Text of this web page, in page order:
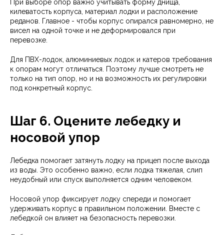
При выборе опор важно учитывать форму днища,
килеватость корпуса, материал лодки и расположение
реданов. Главное - чтобы корпус опирался равномерно, не
висел на одной точке и не деформировался при
перевозке.
Для ПВХ-лодок, алюминиевых лодок и катеров требования
к опорам могут отличаться. Поэтому лучше смотреть не
только на тип опор, но и на возможность их регулировки
под конкретный корпус.
Шаг 6. Оцените лебедку и
носовой упор
Лебедка помогает затянуть лодку на прицеп после выхода
из воды. Это особенно важно, если лодка тяжелая, слип
неудобный или спуск выполняется одним человеком.
Носовой упор фиксирует лодку спереди и помогает
удерживать корпус в правильном положении. Вместе с
лебедкой он влияет на безопасность перевозки.